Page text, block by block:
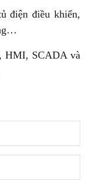
điện điều khiển,
HMI, SCADA và